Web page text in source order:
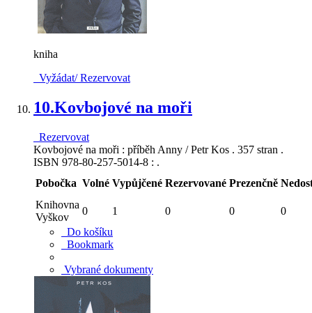
kniha
Vyžádat/ Rezervovat
10.Kovbojové na moři
Rezervovat
Kovbojové na moři : příběh Anny / Petr Kos . 357 stran .
ISBN 978-80-257-5014-8 : .
Pobočka Volné Vypůjčené Rezervované Prezenčně
Knihovna
Vyškov
0 1 0 0
0
Do košíku
Bookmark
Vybrané dokumenty